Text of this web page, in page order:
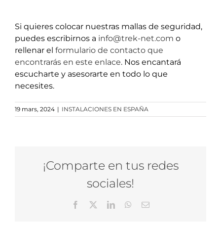
Si quieres colocar nuestras mallas de seguridad,
puedes escribirnos a info@trek-net.com o
rellenar el formulario de contacto que
encontrarás en este enlace. Nos encantará
escucharte y asesorarte en todo lo que
necesites.
19 mars, 2024 | INSTALACIONES EN ESPAÑA
¡Comparte en tus redes
sociales!
Facebook LinkedInWhatsApp
Email